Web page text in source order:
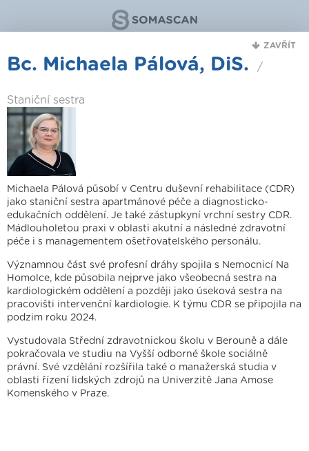
Jsme držiteli
ZAVŘÍT
Bc. Michaela Pálová, DiS. /
Staniční sestra
Michaela Pálová působí v Centru duševní rehabilitace (CDR)
jako staniční sestra apartmánové péče a diagnosticko-
edukačních oddělení. Je také zástupkyní vrchní sestry CDR.
Mádlouholetou praxi v oblasti akutní a následné zdravotní
péče i s managementem ošetřovatelského personálu.
Významnou část své profesní dráhy spojila s Nemocnicí Na
Homolce, kde působila nejprve jako všeobecná sestra na
kardiologickém oddělení a později jako úseková sestra na
pracovišti intervenční kardiologie. K týmu CDR se připojila na
podzim roku 2024.
Vystudovala Střední zdravotnickou školu v Berouně a dále
pokračovala ve studiu na Vyšší odborné škole sociálně
právní. Své vzdělání rozšířila také o manažerská studia v
oblasti řízení lidských zdrojů na Univerzitě Jana Amose
Komenského v Praze.